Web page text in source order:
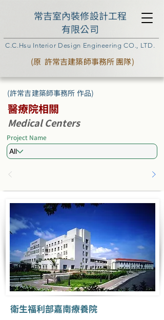
常吉室內裝修設計工程
有限公司
C.C.Hsu Interior Design Engineering CO., LTD.
(原 許常吉建築師事務所 團隊)
(許常吉建築師事務所 作品)
醫療院相關
Medical Centers
Project Name
衛生福利部嘉南療養院